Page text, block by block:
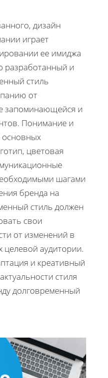
дизайн
играет
ее имиджа
разработанный и
стиль
от
запоминающейся и
Понимание и
цветовая
шагами
бренда на
стиль должен
свои
от изменений в
целевой аудитории.
и креативный
стиля
долговременный